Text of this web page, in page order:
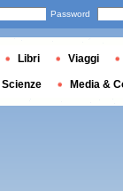
Password
Libri Viaggi
Scienze Media &